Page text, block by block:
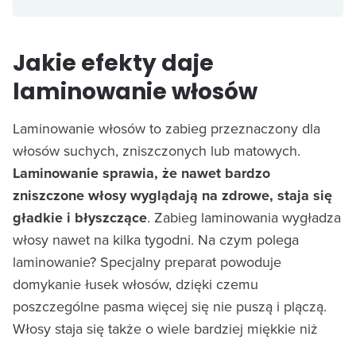
Jakie efekty daje
laminowanie włosów
Laminowanie włosów to zabieg przeznaczony dla
włosów suchych, zniszczonych lub matowych.
Laminowanie sprawia, że nawet bardzo
zniszczone włosy wyglądają na zdrowe, staja się
gładkie i błyszczące. Zabieg laminowania wygładza
włosy nawet na kilka tygodni. Na czym polega
laminowanie? Specjalny preparat powoduje
domykanie łusek włosów, dzięki czemu
poszczególne pasma więcej się nie puszą i plączą.
Włosy staja się także o wiele bardziej miękkie niż